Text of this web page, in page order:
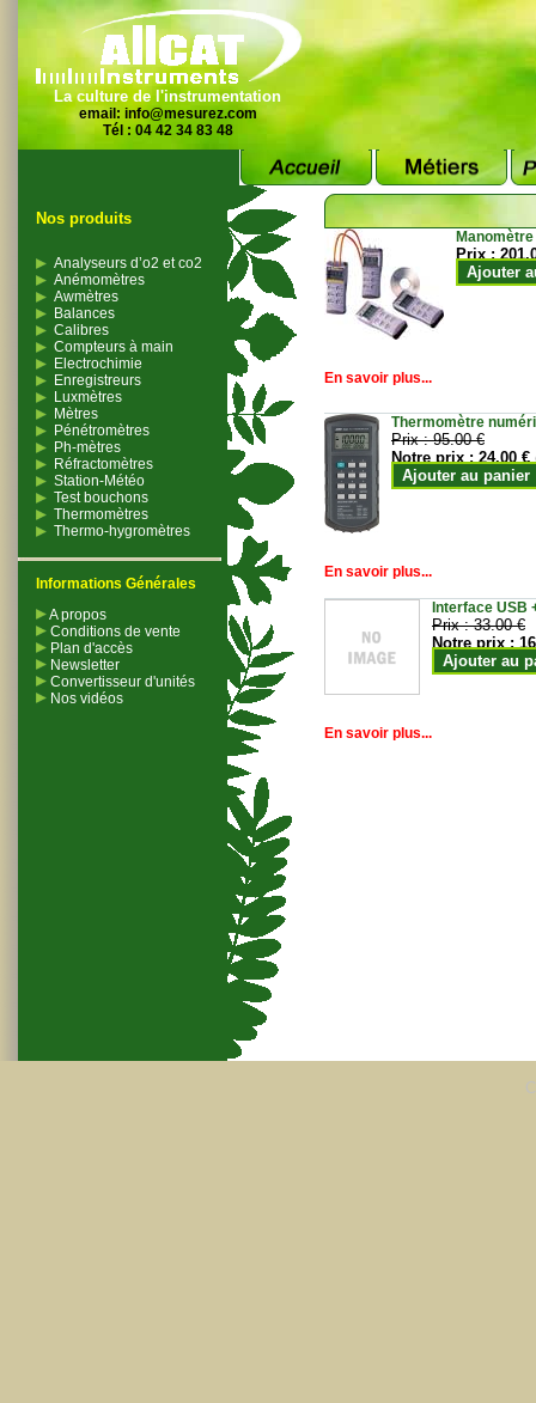
La culture de l'instrumentation
email: info@mesurez.com
Tél : 04 42 34 83 48
Nos produits
Analyseurs d’o2 et co2
Anémomètres
Awmètres
Balances
Calibres
Compteurs à main
Electrochimie
Enregistreurs
Luxmètres
Mètres
Pénétromètres
Ph-mètres
Réfractomètres
Station-Météo
Test bouchons
Thermomètres
Thermo-hygromètres
Informations Générales
A propos
Conditions de vente
Plan d'accès
Newsletter
Convertisseur d'unités
Nos vidéos
Prix :
Ajouter
En savoir plus...
Thermomètre
Prix :95.00 €
Notre prix :24.00 €
Ajouter au panier
En savoir plus...
Interface USB
Prix :33.00 €
Notre prix :
Ajouter au
En savoir plus...